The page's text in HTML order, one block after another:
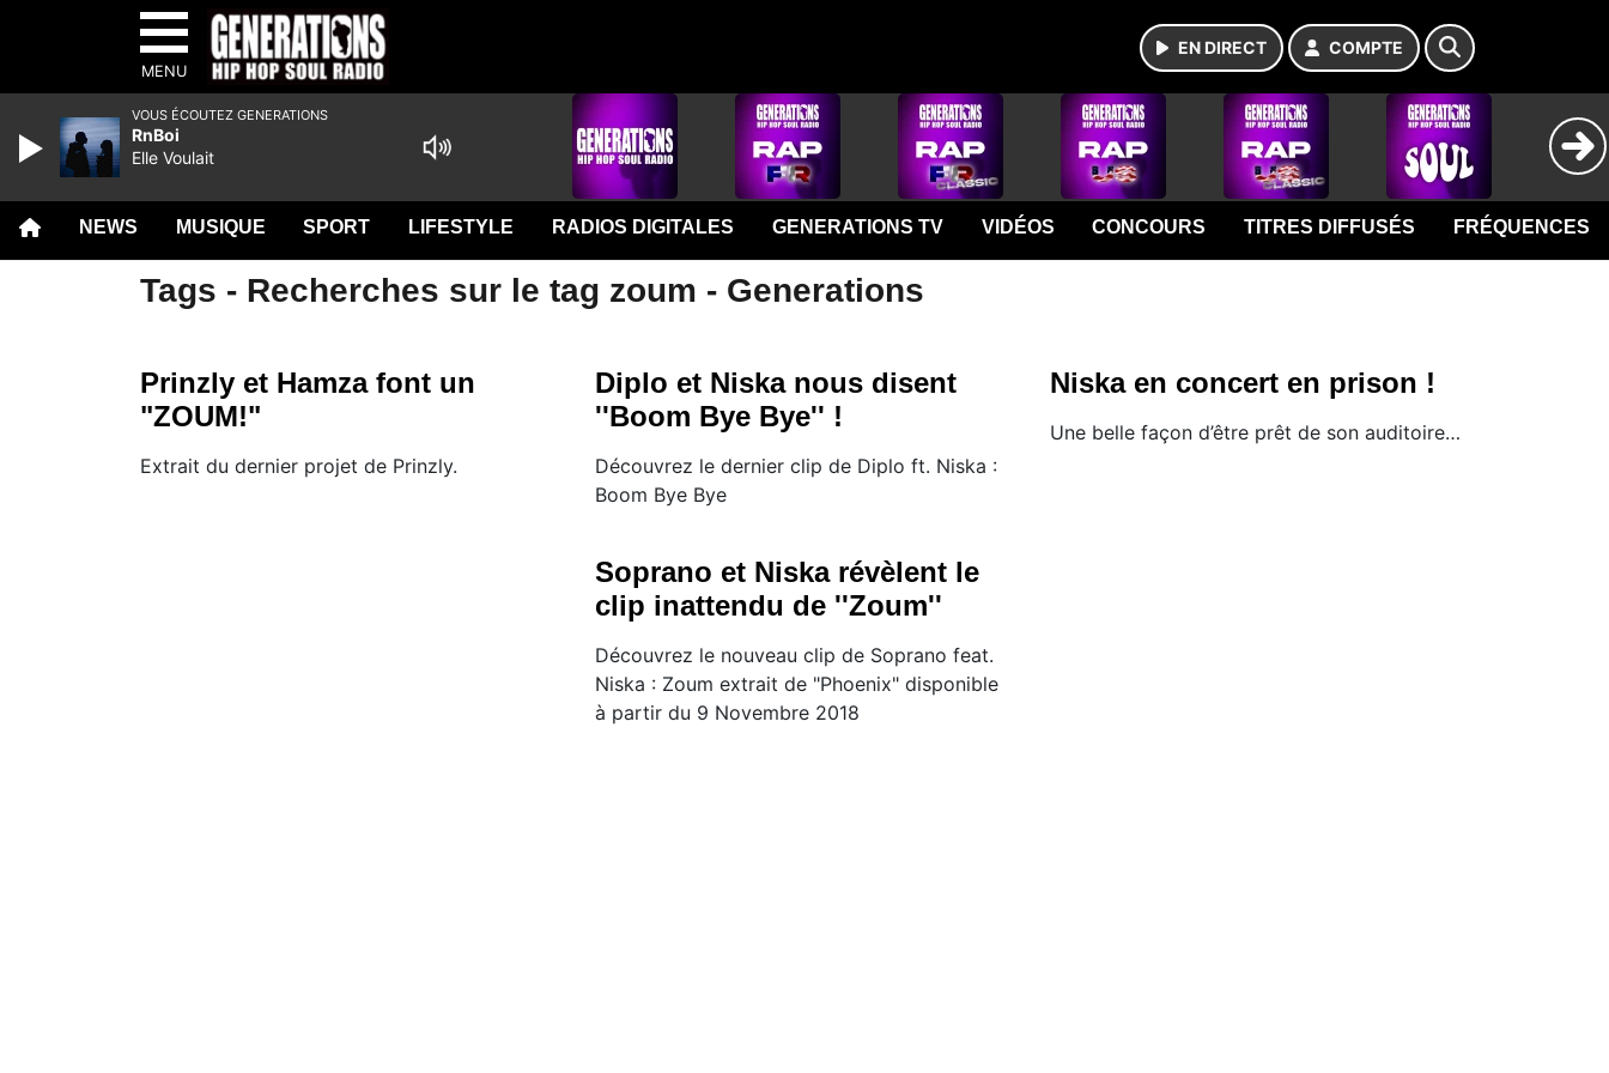
MENU
EN DIRECT COMPTE
NEWS MUSIQUE SPORT LIFESTYLE RADIOS DIGITALES GENERATIONS TV VIDÉOS CONCOURS TITRES DIFFUSÉS FRÉQUENCES
Tags - Recherches sur le tag zoum - Generations
Prinzly et Hamza font un
"ZOUM!"
Extrait du dernier projet de Prinzly.
Diplo et Niska nous disent
''Boom Bye Bye'' !
Découvrez le dernier clip de Diplo ft. Niska :
Boom Bye Bye
Niska en concert en prison !
Une belle façon d’être prêt de son auditoire…
Soprano et Niska révèlent le
clip inattendu de ''Zoum''
Découvrez le nouveau clip de Soprano feat.
Niska : Zoum extrait de "Phoenix" disponible
à partir du 9 Novembre 2018
VOUS ÉCOUTEZ GENERATIONS
RnBoi
Elle Voulait